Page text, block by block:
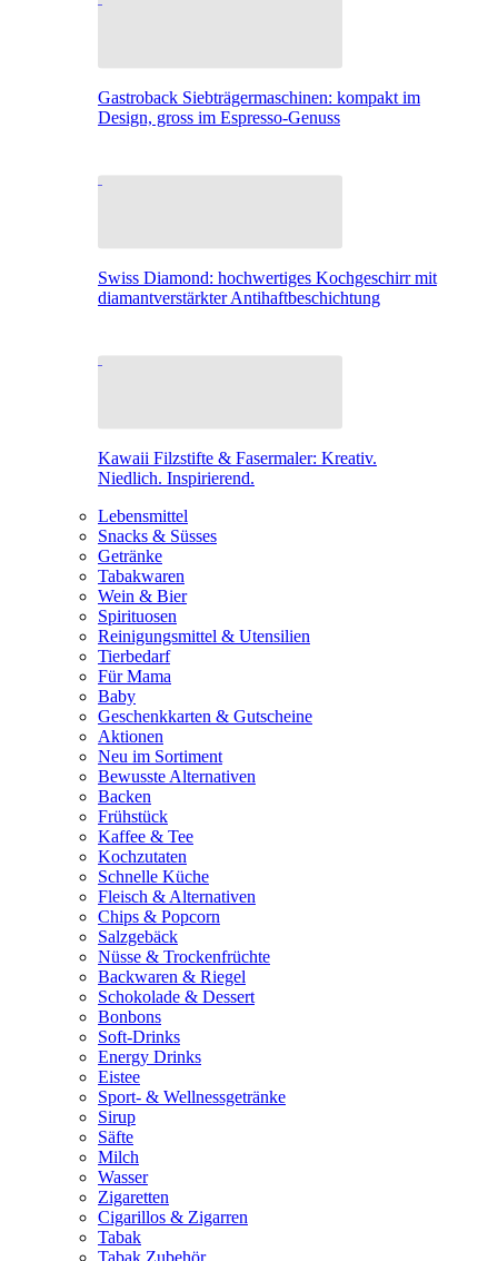
Gastroback Siebträgermaschinen: kompakt im
Design, gross im Espresso-Genuss
Swiss Diamond: hochwertiges Kochgeschirr mit
diamantverstärkter Antihaftbeschichtung
Kawaii Filzstifte & Fasermaler: Kreativ.
Niedlich. Inspirierend.
Lebensmittel
Snacks & Süsses
Getränke
Tabakwaren
Wein & Bier
Spirituosen
Reinigungsmittel & Utensilien
Tierbedarf
Für Mama
Baby
Geschenkkarten & Gutscheine
Aktionen
Neu im Sortiment
Bewusste Alternativen
Backen
Frühstück
Kaffee & Tee
Kochzutaten
Schnelle Küche
Fleisch & Alternativen
Chips & Popcorn
Salzgebäck
Nüsse & Trockenfrüchte
Backwaren & Riegel
Schokolade & Dessert
Bonbons
Soft-Drinks
Energy Drinks
Eistee
Sport- & Wellnessgetränke
Sirup
Säfte
Milch
Wasser
Zigaretten
Cigarillos & Zigarren
Tabak
Tabak Zubehör